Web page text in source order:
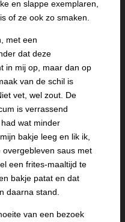
en slappe exemplaren,
of ze ook zo smaken.
met een
dat deze
in mij op, maar dan op
van de schil is
vet, wel zout. De
is verrassend
wat minder
bakje leeg en lik ik,
saus met
een frites-maaltijd te
bakje patat en dat
daarna stand.
van een bezoek